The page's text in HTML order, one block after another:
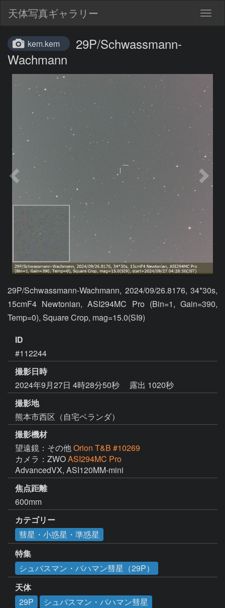
天体写真ギャラリー
kem.kem
29P/Schwassmann-
Wachmann
29P/Schwassmann-Wachmann, 2024/09/26.8176, 34*30s,
15cmF4 Newtonian, ASI294MC Pro (Bin=1, Gain=390,
Temp=0), Square Crop, mag=15.0(SI9)
ID
#112244
撮影日時
2024年9月27日 4時28分50秒
露出 1020秒
撮影地
熊本市西区（自宅ベランダ）
撮影機材
望遠鏡：その他Orion T&B #10269
カメラ：ZWOASI294MC Pro
AdvancedVX, ASI120MM-mini
焦点距離
600mm
カテゴリー
彗星・小惑星・準惑星
特集
シュバスマン・バハマン彗星（29P）
天体
29P
シュバスマン・バハマン彗星